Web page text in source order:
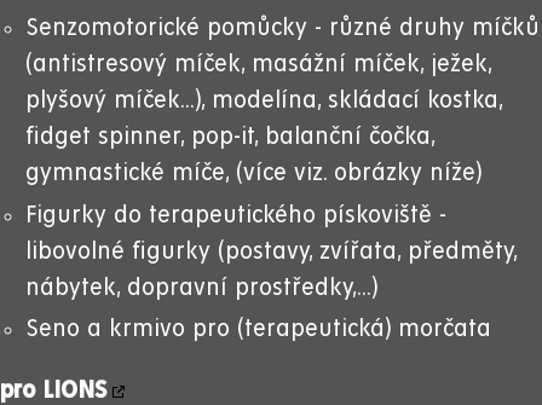
Senzomotorické pomůcky - různé druhy míčků
(antistresový míček, masážní míček, ježek,
plyšový míček...), modelína, skládací kostka,
fidget spinner, pop-it, balanční čočka,
gymnastické míče, (více viz. obrázky níže)
Figurky do terapeutického pískoviště -
libovolné figurky (postavy, zvířata, předměty,
nábytek, dopravní prostředky,...)
Seno a krmivo pro (terapeutická) morčata
pro LIONS